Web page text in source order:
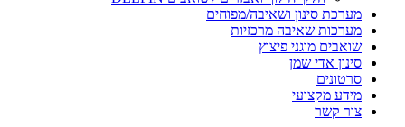
מערכת סינון ושאיבה/מפוחים
מערכות שאיבה מרכזיות
שואבים מוגני פיצוץ
סינון אדי שמן
סרטונים
מידע מקצועי
צור קשר